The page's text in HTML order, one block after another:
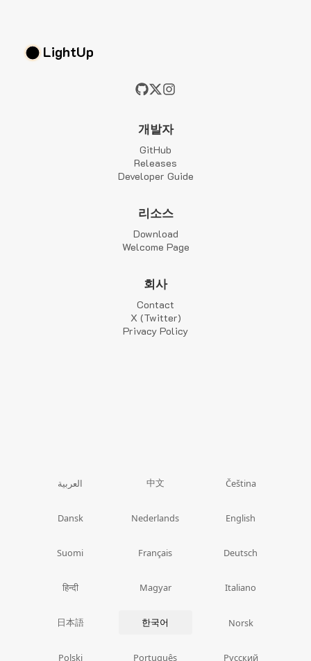
LightUp
개발자
GitHub
Releases
Developer Guide
리소스
Download
Welcome Page
회사
Contact
X (Twitter)
Privacy Policy
العربية 中文 Čeština
Dansk Nederlands English
Suomi Français Deutsch
हिन्दी Magyar Italiano
日本語 한국어 Norsk
Polski Português Русский